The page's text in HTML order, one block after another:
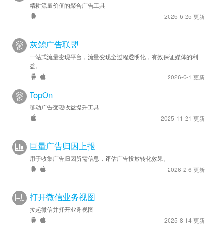
精耕流量价值的聚合广告工具
2026-6-25 更新
灰鲸广告联盟
一站式流量变现平台，流量变现全过程透明化，有效保证媒体的利
益。
2026-6-1 更新
TopOn
移动广告变现收益提升工具
2025-11-21 更新
巨量广告归因上报
用于收集广告归因所需信息，评估广告投放转化效果。
2026-2-6 更新
打开微信业务视图
拉起微信并打开业务视图
2025-8-14 更新